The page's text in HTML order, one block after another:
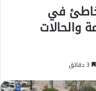
في
والحالات